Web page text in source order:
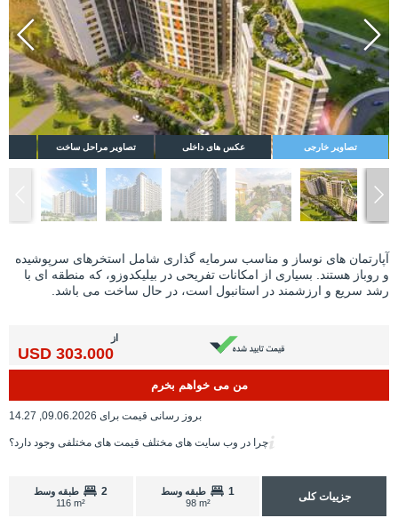
تصاویر خارجی عکس های داخلی تصاویر مراحل ساخت
آپارتمان های نوساز و مناسب سرمایه گذاری شامل استخرهای سرپوشیده
و روباز هستند. بسیاری از امکانات تفریحی در بیلیکدوزو، که منطقه ای با
رشد سریع و ارزشمند در استانبول است، در حال ساخت می باشد.
از
303.000 USD
من می خواهم بخرم
بروز رسانی قیمت برای 09.06.2026, 14.27
چرا در وب سایت های مختلف قیمت های مختلفی وجود دارد؟
جزییات کلی 1
طبقه وسط
98 m²
2
طبقه وسط
116 m²